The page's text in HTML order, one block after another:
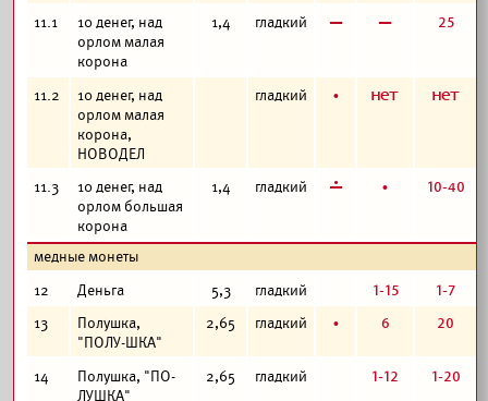
11.1
10 денег, над
орлом малая
корона
1,4 гладкий в в 25
11.2
10 денег, над
орлом малая
корона,
НОВОДЕЛ
гладкий б а а
11.3
10 денег, над
орлом большая
корона
1,4 гладкий г б 10-40
медные монеты
12
Деньга 5,3 гладкий 1-15 1-7
13
Полушка,
"ПОЛУ-ШКА"
2,65 гладкий б 6 20
14
Полушка, "ПО-
ЛУШКА"
2,65 гладкий 1-12 1-20